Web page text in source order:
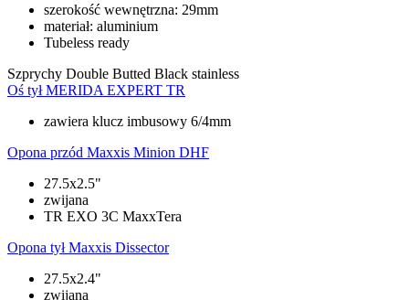
szerokość wewnętrzna: 29mm
materiał: aluminium
Tubeless ready
Szprychy Double Butted Black stainless
Oś tył MERIDA EXPERT TR
zawiera klucz imbusowy 6/4mm
Opona przód Maxxis Minion DHF
27.5x2.5"
zwijana
TR EXO 3C MaxxTera
Opona tył Maxxis Dissector
27.5x2.4"
zwijana